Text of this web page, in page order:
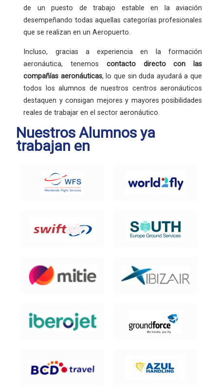
de un puesto de trabajo estable en la aviación
desempeñando todas aquellas categorías profesionales
que se realizan en un Aeropuerto.
Incluso, gracias a experiencia en la formación
aeronáutica, tenemos contacto directo con las
compañías aeronáuticas, lo que sin duda ayudará a que
todos los alumnos de nuestros centros aeronáuticos
destaquen y consigan mejores y mayores posibilidades
reales de trabajar en el sector aeronáutico.
Nuestros Alumnos ya
trabajan en